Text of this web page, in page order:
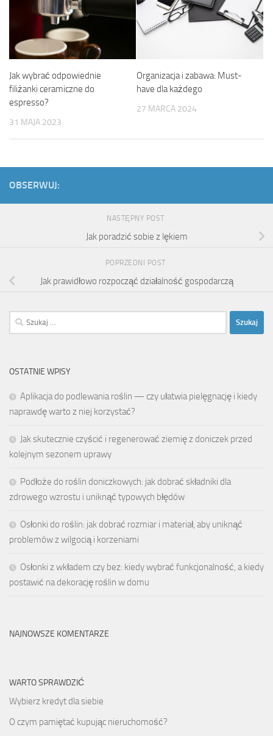
Jak wybrać odpowiednie
filiżanki ceramiczne do
espresso?
31 MAJA 2023
Organizacja i zabawa: Must-
have dla każdego
27 MARCA 2024
OBSERWUJ:
NASTĘPNY POST
Jak poradzić sobie z lękiem
POPRZEDNI POST
Jak prawidłowo rozpocząć działalność gospodarczą
Szukaj:
OSTATNIE WPISY
Aplikacja do podlewania roślin — czy ułatwia pielęgnację i kiedy
naprawdę warto z niej korzystać?
Jak skutecznie czyścić i regenerować ziemię z doniczek przed
kolejnym sezonem uprawy
Podłoże do roślin doniczkowych: jak dobrać składniki dla
zdrowego wzrostu i uniknąć typowych błędów
Osłonki do roślin: jak dobrać rozmiar i materiał, aby uniknąć
problemów z wilgocią i korzeniami
Osłonki z wkładem czy bez: kiedy wybrać funkcjonalność, a kiedy
postawić na dekorację roślin w domu
NAJNOWSZE KOMENTARZE
WARTO SPRAWDZIĆ
Wybierz kredyt dla siebie
O czym pamiętać kupując nieruchomość?